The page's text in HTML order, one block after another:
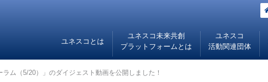
ユネスコとは
ユネスコ未来共創
プラットフォームとは
ユネスコ
活動関連団体
ム（5/20）」のダイジェスト動画を公開しました！